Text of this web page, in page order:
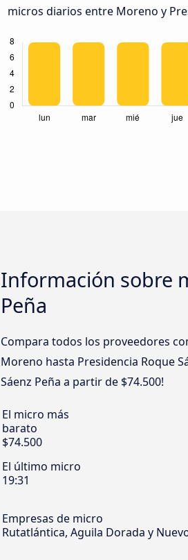
micros diarios entre Moreno y
Información sobre
Peña
Compara todos los proveedores
Moreno hasta Presidencia Roque
Sáenz Peña a partir de $74.500!
El micro más
barato
$74.500
El último micro
19:31
Empresas de micro
Rutatlántica, Aguila Dorada y